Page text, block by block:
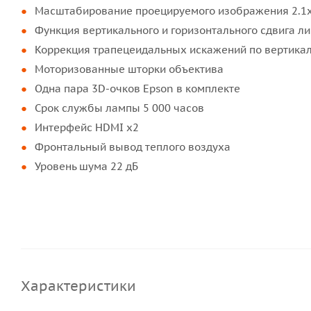
Масштабирование проецируемого изображения
Функция вертикального и горизонтального сдвига
Коррекция трапецеидальных искажений по
Моторизованные шторки объектива
Одна пара 3D-очков Epson в комплекте
Срок службы лампы 5 000 часов
Интерфейс HDMI x2
Фронтальный вывод теплого воздуха
Уровень шума 22 дБ
Характеристики